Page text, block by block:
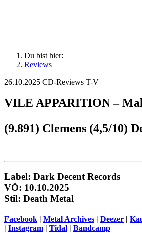
Du bist hier:
Reviews
26.10.2025 CD-Reviews T-V
VILE APPARITION –
(9.891) Clemens (4,5/10)
Label: Dark Decent Records
VÖ: 10.10.2025
Stil: Death Metal
Facebook | Metal Archives | Deezer |
| Instagram | Tidal | Bandcamp